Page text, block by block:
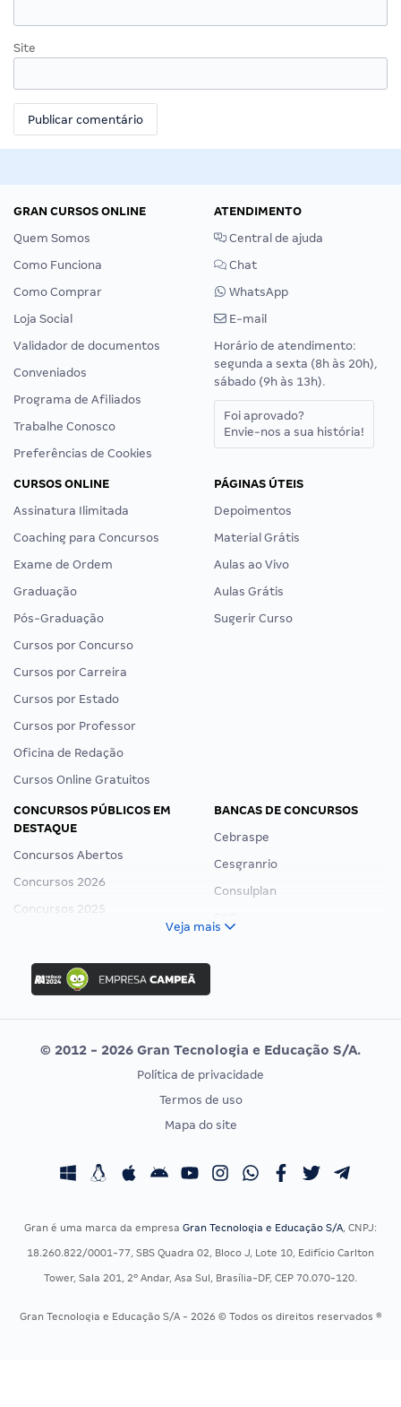
Site
GRAN CURSOS ONLINE
Quem Somos
Como Funciona
Como Comprar
Loja Social
Validador de documentos
Conveniados
Programa de Afiliados
Trabalhe Conosco
Preferências de Cookies
ATENDIMENTO
Central de ajuda
Chat
WhatsApp
E-mail
Horário de atendimento:
segunda a sexta (8h às 20h),
sábado (9h às 13h).
Foi aprovado?
Envie-nos a sua história!
CURSOS ONLINE
Assinatura Ilimitada
Coaching para Concursos
Exame de Ordem
Graduação
Pós-Graduação
Cursos por Concurso
Cursos por Carreira
Cursos por Estado
Cursos por Professor
Oficina de Redação
Cursos Online Gratuitos
PÁGINAS ÚTEIS
Depoimentos
Material Grátis
Aulas ao Vivo
Aulas Grátis
Sugerir Curso
CONCURSOS PÚBLICOS EM
DESTAQUE
Concursos Abertos
Concursos 2026
Concursos 2025
Concurso Ibama
Concurso MPU
Editais publicados
BANCAS DE CONCURSOS
Cebraspe
Cesgranrio
Consulplan
Vunesp
CONCURSOS POR PROFISSÃO
Concursos Fiscais
Residência Multiprofissional
EXAME DE ORDEM
Calendário OAB
Veja mais
© 2012 - 2026 Gran Tecnologia e Educação S/A.
Política de privacidade
Termos de uso
Mapa do site
Gran é uma marca da empresa Gran Tecnologia e Educação S/A, CNPJ:
18.260.822/0001-77, SBS Quadra 02, Bloco J, Lote 10, Edifício Carlton
Tower, Sala 201, 2º Andar, Asa Sul, Brasília-DF, CEP 70.070-120.
Gran Tecnologia e Educação S/A - 2026 © Todos os direitos reservados ®